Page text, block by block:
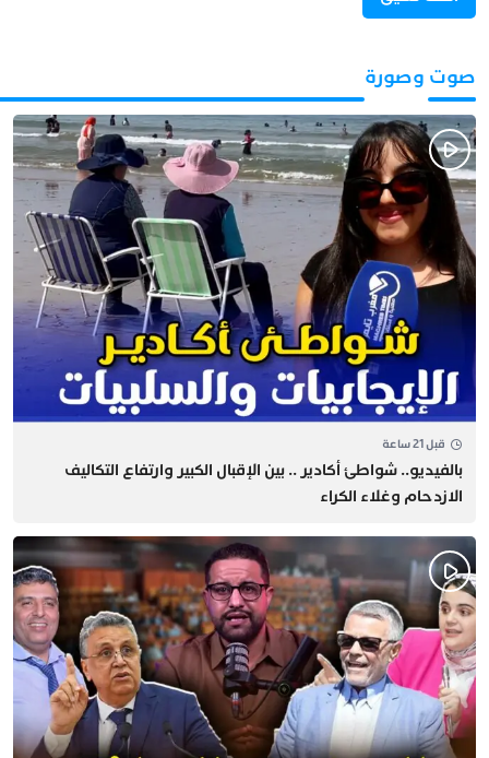
صوت وصورة
قبل 21 ساعة
بالفيديو.. شواطئ أكادير .. بين الإقبال الكبير وارتفاع التكاليف
الازدحام وغلاء الكراء